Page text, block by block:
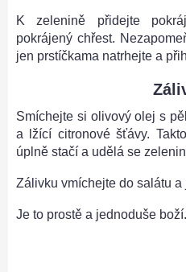
K zelenině přidejte
pokrájený chřest.
jen prstíčkama natrhejte a
Smíchejte si olivový olej s
a lžící citronové šťávy.
úplně stačí a udělá se
Zálivku vmíchejte do salátu a
Je to prostě a jednoduše boží.